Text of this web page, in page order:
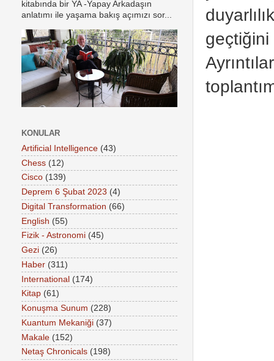
geçtiğini
kitabında bir YA -Yapay Arkadaşın
anlatımı ile yaşama bakış açımızı sor...
KONULAR
Artificial Intelligence (43)
Chess (12)
Cisco (139)
Deprem 6 Şubat 2023 (4)
Digital Transformation (66)
English (55)
Fizik - Astronomi (45)
Gezi (26)
Haber (311)
International (174)
Kitap (61)
Konuşma Sunum (228)
Kuantum Mekaniği (37)
Makale (152)
Netaş Chronicals (198)